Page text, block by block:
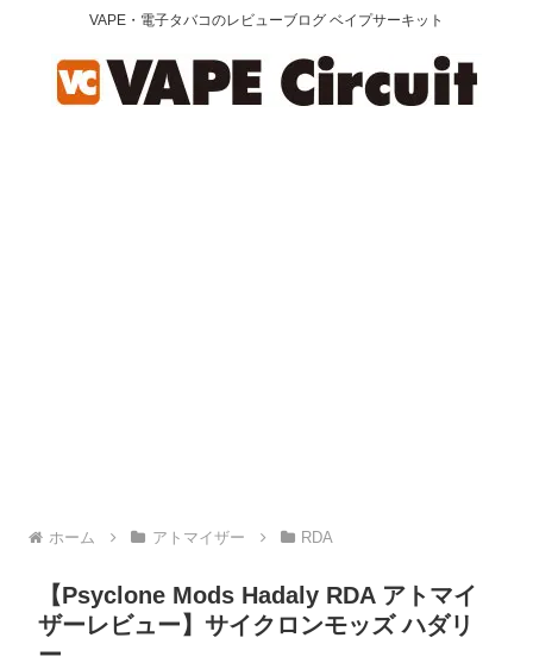
VAPE・電子タバコのレビューブログ ベイプサーキット
ホーム アトマイザー RDA
【Psyclone Mods Hadaly RDA アトマイ
ザーレビュー】サイクロンモッズ ハダリ
ー